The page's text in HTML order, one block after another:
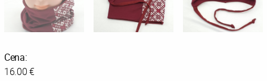
Cena:
16.00 €